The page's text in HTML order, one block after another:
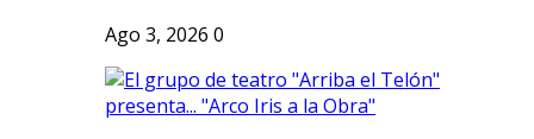
Ago 3, 2026 0